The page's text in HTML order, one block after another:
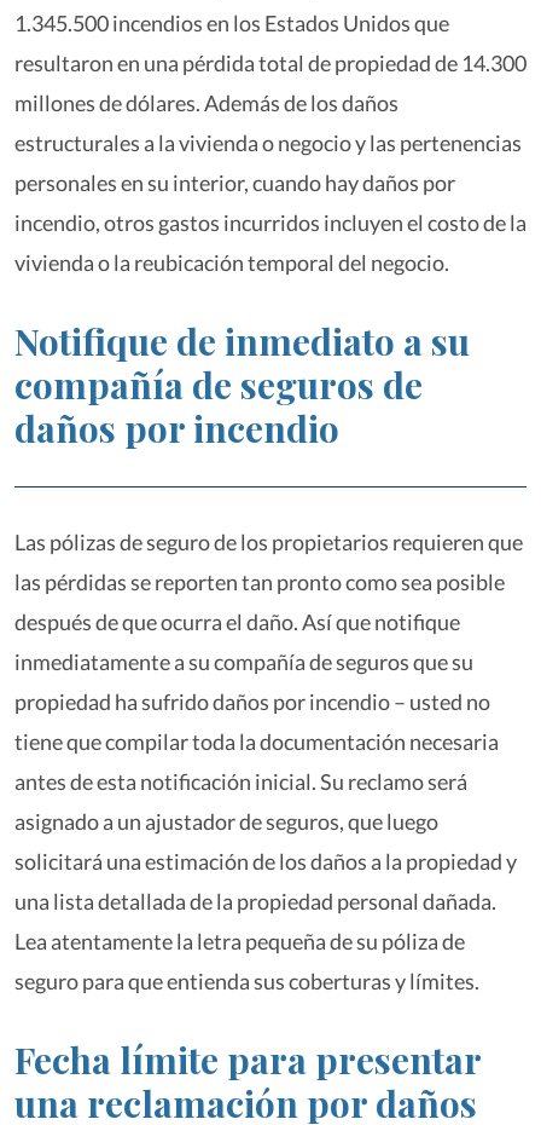
1.345.500 incendios en los Estados Unidos que
resultaron en una pérdida total de propiedad de 14.300
millones de dólares. Además de los daños
estructurales a la vivienda o negocio y las pertenencias
personales en su interior, cuando hay daños por
incendio, otros gastos incurridos incluyen el costo de la
vivienda o la reubicación temporal del negocio.
Notifique de inmediato a su
compañía de seguros de
daños por incendio
Las pólizas de seguro de los propietarios requieren que
las pérdidas se reporten tan pronto como sea posible
después de que ocurra el daño. Así que notifique
inmediatamente a su compañía de seguros que su
propiedad ha sufrido daños por incendio – usted no
tiene que compilar toda la documentación necesaria
antes de esta notificación inicial. Su reclamo será
asignado a un ajustador de seguros, que luego
solicitará una estimación de los daños a la propiedad y
una lista detallada de la propiedad personal dañada.
Lea atentamente la letra pequeña de su póliza de
seguro para que entienda sus coberturas y límites.
Fecha límite para presentar
una reclamación por daños